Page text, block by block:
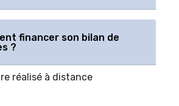
financer son bilan de
?
réalisé à distance